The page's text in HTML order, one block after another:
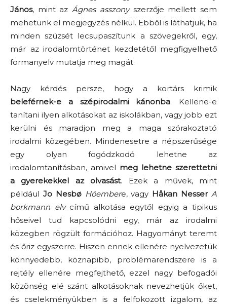
János, mint azÁgnes asszonyszerzője mellett sem
mehetünk el megjegyzés nélkül. Ebből is láthatjuk, ha
minden szüzsét lecsupaszítunk a szövegekről, egy,
már az irodalomtörténet kezdetétől megfigyelhető
formanyelv mutatja meg magát.
Nagy kérdés persze, hogy a kortárs krimik
beleférnek-e a szépirodalmi kánonba. Kellene-e
tanítani ilyen alkotásokat az iskolákban, vagy jobb ezt
kerülni és maradjon meg a maga szórakoztató
irodalmi közegében. Mindenesetre a népszerűsége
egy olyan fogódzkodó lehetne az
irodalomtanításban, amivel meg lehetne szerettetni
a gyerekekkel az olvasást. Ezek a művek, mint
például Jo Nesbø Hóembere, vagy Håkan Nesser A
borkmann elvcímű alkotása egytől egyig a tipikus
hőseivel tud kapcsolódni egy, már az irodalmi
közegben rögzült formációhoz. Hagyományt teremt
és őriz egyszerre. Hiszen ennek ellenére nyelvezetük
könnyedebb, köznapibb, problémarendszere is a
rejtély ellenére megfejthető, ezzel nagy befogadói
közönség elé szánt alkotásoknak nevezhetjük őket,
és cselekményükben is a felfokozott izgalom, az